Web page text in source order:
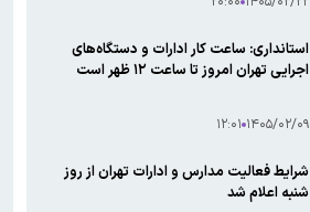
استانداری: ساعت کار ادارات و دستگاه‌های
اجرایی تهران امروز تا ساعت ۱۲ ظهر است
۱۴۰۵/۰۲/۰۹ ۱۲:۰۱
شرایط فعالیت مدارس و ادارات تهران از روز
شنبه اعلام شد